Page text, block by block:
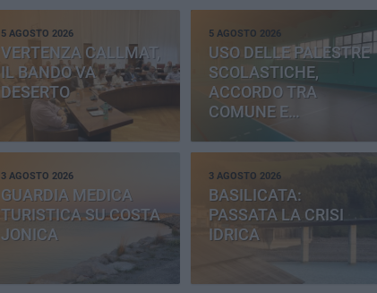
5 AGOSTO 2026
VERTENZA CALLMAT,
IL BANDO VA
DESERTO
5 AGOSTO 2026
USO DELLE PALESTRE
SCOLASTICHE,
ACCORDO TRA
COMUNE E
PROVINCIA
3 AGOSTO 2026
GUARDIA MEDICA
TURISTICA SU COSTA
JONICA
3 AGOSTO 2026
BASILICATA:
PASSATA LA CRISI
IDRICA